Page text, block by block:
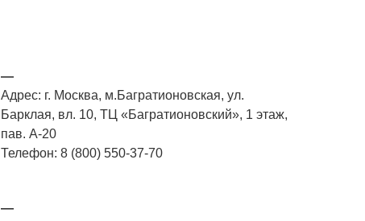
—
—
Адрес: г. Москва, м.Багратионовская, ул.
Барклая, вл. 10, ТЦ «Багратионовский», 1 этаж,
пав. А-20
Телефон: 8 (800) 550-37-70